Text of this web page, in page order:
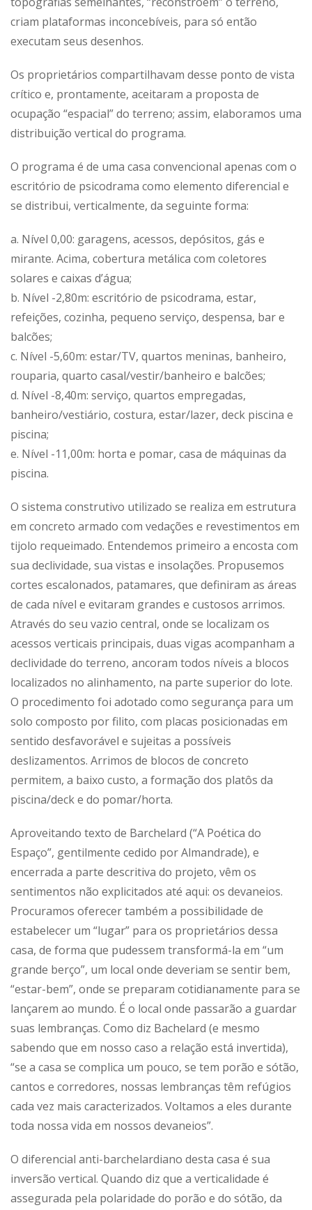
criam plataformas inconcebíveis, para só então
executam seus desenhos.
Os proprietários compartilhavam desse ponto de vista
crítico e, prontamente, aceitaram a proposta de
ocupação “espacial” do terreno; assim, elaboramos uma
distribuição vertical do programa.
O programa é de uma casa convencional apenas com o
escritório de psicodrama como elemento diferencial e
se distribui, verticalmente, da seguinte forma:
a. Nível 0,00: garagens, acessos, depósitos, gás e
mirante. Acima, cobertura metálica com coletores
solares e caixas d’água;
b. Nível -2,80m: escritório de psicodrama, estar,
refeições, cozinha, pequeno serviço, despensa, bar e
balcões;
c. Nível -5,60m: estar/TV, quartos meninas, banheiro,
rouparia, quarto casal/vestir/banheiro e balcões;
d. Nível -8,40m: serviço, quartos empregadas,
banheiro/vestiário, costura, estar/lazer, deck piscina e
piscina;
e. Nível -11,00m: horta e pomar, casa de máquinas da
piscina.
O sistema construtivo utilizado se realiza em estrutura
em concreto armado com vedações e revestimentos em
tijolo requeimado. Entendemos primeiro a encosta com
sua declividade, sua vistas e insolações. Propusemos
cortes escalonados, patamares, que definiram as áreas
de cada nível e evitaram grandes e custosos arrimos.
Através do seu vazio central, onde se localizam os
acessos verticais principais, duas vigas acompanham a
declividade do terreno, ancoram todos níveis a blocos
localizados no alinhamento, na parte superior do lote.
O procedimento foi adotado como segurança para um
solo composto por filito, com placas posicionadas em
sentido desfavorável e sujeitas a possíveis
deslizamentos. Arrimos de blocos de concreto
permitem, a baixo custo, a formação dos platôs da
piscina/deck e do pomar/horta.
Aproveitando texto de Barchelard (“A Poética do
Espaço”, gentilmente cedido por Almandrade), e
encerrada a parte descritiva do projeto, vêm os
sentimentos não explicitados até aqui: os devaneios.
Procuramos oferecer também a possibilidade de
estabelecer um “lugar” para os proprietários dessa
casa, de forma que pudessem transformá-la em “um
grande berço”, um local onde deveriam se sentir bem,
“estar-bem”, onde se preparam cotidianamente para se
lançarem ao mundo. É o local onde passarão a guardar
suas lembranças. Como diz Bachelard (e mesmo
sabendo que em nosso caso a relação está invertida),
“se a casa se complica um pouco, se tem porão e sótão,
cantos e corredores, nossas lembranças têm refúgios
cada vez mais caracterizados. Voltamos a eles durante
toda nossa vida em nossos devaneios”.
O diferencial anti-barchelardiano desta casa é sua
inversão vertical. Quando diz que a verticalidade é
assegurada pela polaridade do porão e do sótão, da